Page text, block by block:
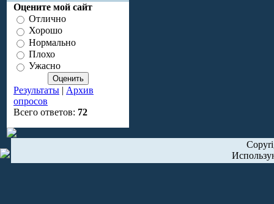
Оцените мой сайт
Отлично
Хорошо
Нормально
Плохо
Ужасно
Результаты | Архив
опросов
Всего ответов: 72